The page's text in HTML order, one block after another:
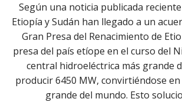
Según una noticia publicada
Etiopía y Sudán han llegado a un
Gran Presa del Renacimiento de
presa del país etíope en el curso del
central hidroeléctrica más grande
producir 6450 MW, convirtiéndose
grande del mundo. Esto